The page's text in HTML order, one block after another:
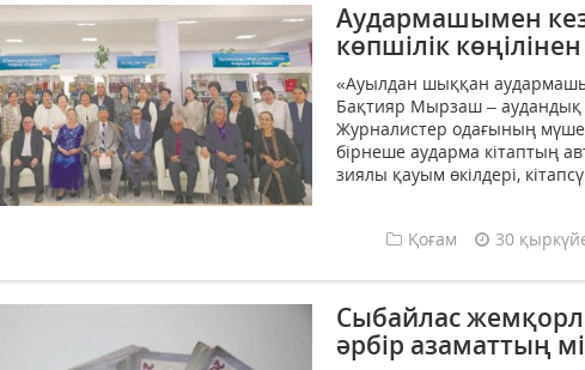
Аудармашымен
көпшілік
«Ауылдан шыққан
Бақтияр Мырзаш – аудандық
Журналистер одағының
бірнеше аударма кітаптың
зиялы қауым өкілдері,
Қоғам 30
Сыбайлас
әрбір азаматтың